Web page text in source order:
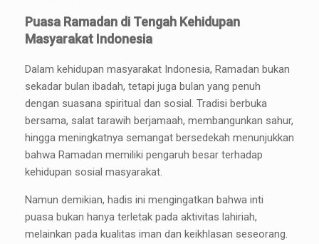
Puasa Ramadan di Tengah Kehidupan
Masyarakat Indonesia
Dalam kehidupan masyarakat Indonesia, Ramadan bukan
sekadar bulan ibadah, tetapi juga bulan yang penuh
dengan suasana spiritual dan sosial. Tradisi berbuka
bersama, salat tarawih berjamaah, membangunkan sahur,
hingga meningkatnya semangat bersedekah menunjukkan
bahwa Ramadan memiliki pengaruh besar terhadap
kehidupan sosial masyarakat.
Namun demikian, hadis ini mengingatkan bahwa inti
puasa bukan hanya terletak pada aktivitas lahiriah,
melainkan pada kualitas iman dan keikhlasan seseorang.